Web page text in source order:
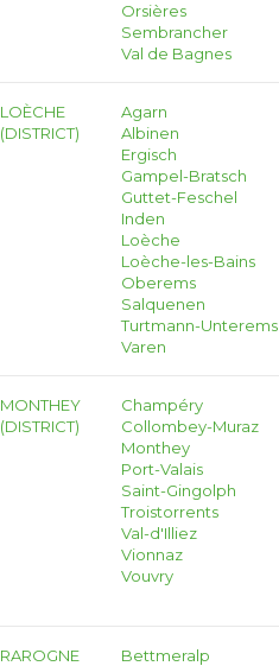
Orsières
Sembrancher
Val de Bagnes
LOÈCHE
(DISTRICT)
Agarn
Albinen
Ergisch
Gampel-Bratsch
Guttet-Feschel
Inden
Loèche
Loèche-les-Bains
Oberems
Salquenen
Turtmann-Unterems
Varen
MONTHEY
(DISTRICT)
Champéry
Collombey-Muraz
Monthey
Port-Valais
Saint-Gingolph
Troistorrents
Val-d'Illiez
Vionnaz
Vouvry
RAROGNE
Bettmeralp